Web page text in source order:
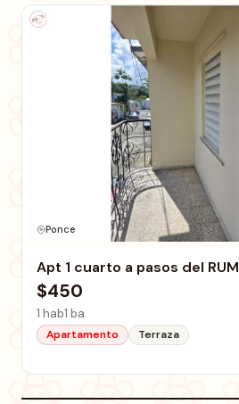
Ponce
Apt 1 cuarto a pasos del
$450
1 hab1 ba
Apartamento Terraza